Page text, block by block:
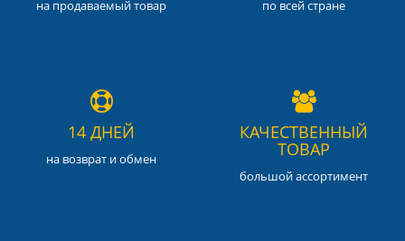
на продаваемый товар по всей стране
14 ДНЕЙ
на возврат и обмен
КАЧЕСТВЕННЫЙ
ТОВАР
большой ассортимент